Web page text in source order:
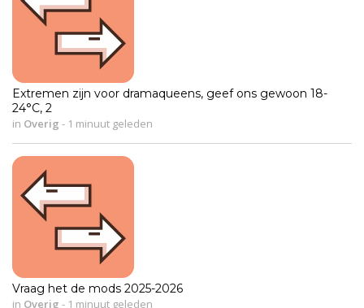
Extremen zijn voor dramaqueens, geef ons gewoon 18-
24°C, 2
in Overig - 1 minuut geleden
Vraag het de mods 2025-2026
in Overig - 1 minuut geleden